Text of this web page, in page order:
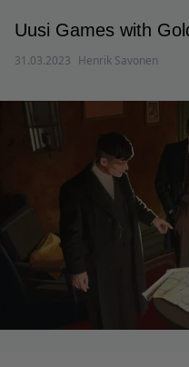
Uusi Games with
31.03.2023 Henrik Savonen